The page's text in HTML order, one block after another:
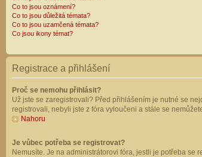
Co to jsou oznámení?
Co to jsou důležitá témata?
Co to jsou uzamčená témata?
Co jsou ikony témat?
Registrace a přihlášení
Proč se nemohu přihlásit?
Už jste se zaregistrovali? Před přihlášením je nutné se
registrovali, nebyli jste z fóra vyloučeni a stále se
Nahoru
Je vůbec potřeba se registrovat?
Nemusíte. Je na administrátorovi fóra, jestli je potřeba se